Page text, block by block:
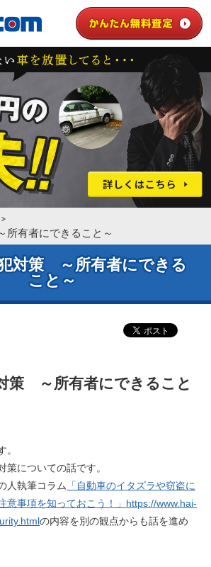
有者にできること～
対策 ～所有者にできる
こと～
策 ～所有者にできること
。
策についての話です。
人執筆コラム
「自動車のイタズラや窃盗に
意事項を知っておこう！」https://www.hai-
の内容を別の観点からも話を進め